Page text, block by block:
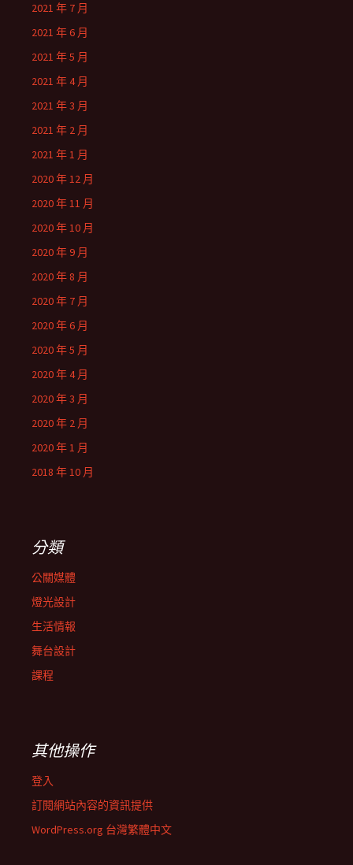
2021 年 7 月
2021 年 6 月
2021 年 5 月
2021 年 4 月
2021 年 3 月
2021 年 2 月
2021 年 1 月
2020 年 12 月
2020 年 11 月
2020 年 10 月
2020 年 9 月
2020 年 8 月
2020 年 7 月
2020 年 6 月
2020 年 5 月
2020 年 4 月
2020 年 3 月
2020 年 2 月
2020 年 1 月
2018 年 10 月
分類
公關媒體
燈光設計
生活情報
舞台設計
課程
其他操作
登入
訂閱網站內容的資訊提供
WordPress.org 台灣繁體中文